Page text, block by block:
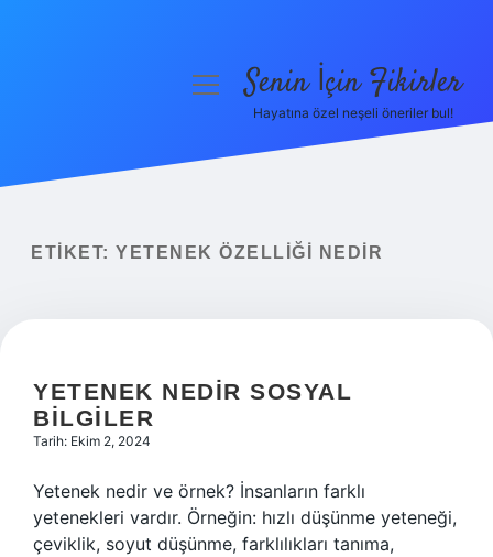
Yasal Uyarı
menüyüSenin İçin Fikirler
Hayatına özel neşeli öneriler bul!
ETIKET: YETENEK ÖZELLIĞI NEDIR
YETENEK NEDIR SOSYAL
BILGILER
Tarih: Ekim 2, 2024
Yetenek nedir ve örnek? İnsanların farklı
yetenekleri vardır. Örneğin: hızlı düşünme yeteneği,
çeviklik, soyut düşünme, farklılıkları tanıma,